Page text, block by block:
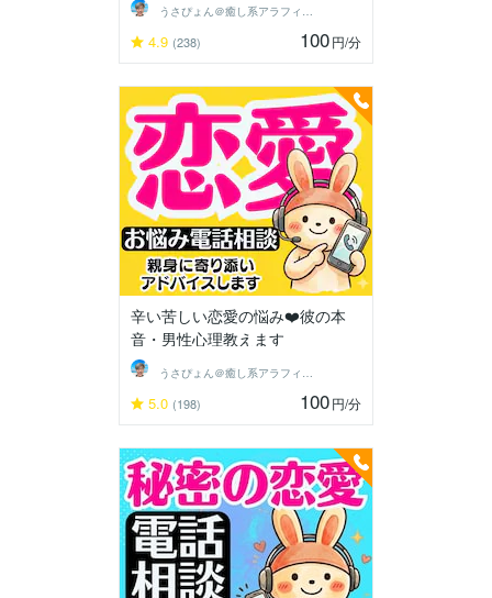
うさぴょん＠癒し系アラフィフ心寄り添い人
4.9 (238) 100円/分
辛い苦しい恋愛の悩み❤️彼の本
音・男性心理教えます
5.0 (198) 100円/分